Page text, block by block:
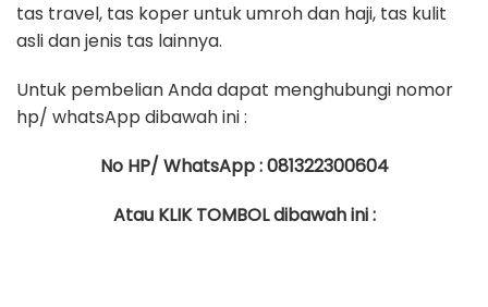
tas travel, tas koper untuk umroh dan haji, tas kulit
asli dan jenis tas lainnya.
Untuk pembelian Anda dapat menghubungi nomor
hp/ whatsApp dibawah ini :
No HP/ WhatsApp : 081322300604
Atau KLIK TOMBOL dibawah ini :